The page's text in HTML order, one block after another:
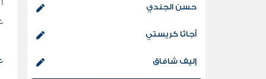
حسن الجندي
أجاثا كريستي
إليف شافاق